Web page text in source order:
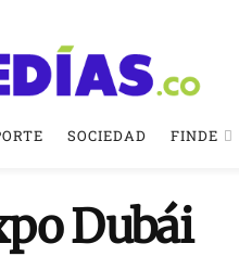
SOCIEDAD FINDE
Dubái